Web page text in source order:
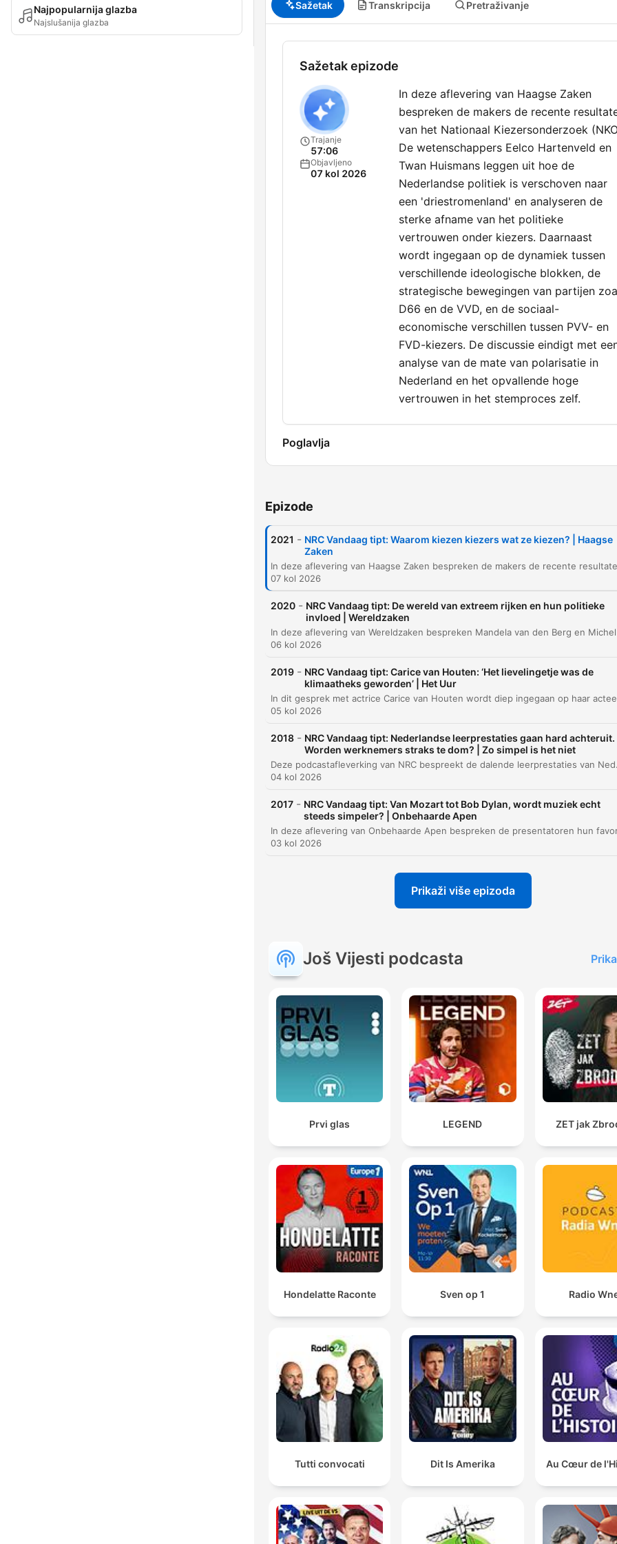
Najpopularnija glazba
Najslušanija glazba
Sažetak Transkripcija Pretraživanje
Sažetak epizode
Trajanje
57:06
Objavljeno
07 kol 2026
In deze aflevering van Haagse Zaken
bespreken de makers de recente
van het Nationaal Kiezersonderzoek
De wetenschappers Eelco Hartenveld en
Twan Huismans leggen uit hoe de
Nederlandse politiek is verschoven naar
een 'driestromenland' en analyseren de
sterke afname van het politieke
vertrouwen onder kiezers. Daarnaast
wordt ingegaan op de dynamiek tussen
verschillende ideologische blokken, de
strategische bewegingen van partijen
D66 en de VVD, en de sociaal-
economische verschillen tussen PVV- en
FVD-kiezers. De discussie eindigt met
analyse van de mate van polarisatie in
Nederland en het opvallende hoge
vertrouwen in het stemproces zelf.
Poglavlja
Introductie 180 graden en Haagse Zaken
vertrouwen
00:13:57 De drie politieke blokken in Nederland
00:23:09
partijstabiliteit
00:25:55 De strategische verschuiving van D66 kiezers
00:30:31
eigenaarschap
00:37:40 Verschillen binnen het radicaal-rechtse blok
Najvažniji dijelovi
links en centrum rechts blok in de Nederlandse
Maar er was een uiterst rechtsblok, toen werd nog
radicaal rechts genoemd, bijgekomen.
Nederland is eigenlijk een land van relatief zwakke
trouw zijn aan individuele partijen, maar wel binnen
De PVV-kiezer is sociaal-economisch iets meer
achtergesteld... ...of verder verwijderd van de
gemiddelde Nederlander.
00:38:58 · Er wordt een onderscheid gemaakt tussen de
demografische achtergrond van PVV-kiezers en die van
voor Democratie-kiezers.
De PVV-kiezer vaak het woord angstig invult als het
maatschappij. En de everyday-kiezers het woord
walging.
00:41:37 · Er wordt een fundamenteel verschil in emotionele
beleving tussen beide kiezersgroepen benoemd.
Maar een belangrijke positieve bevinding die we
veel vertrouwen hebben in de verkiezingen.
democratische weerbaarheid ondanks algemene politieke
ontevredenheid.
Epizode
2021 - NRC Vandaag tipt: Waarom kiezen kiezers wat ze kiezen? | Haagse
Zaken
07 kol 2026
2020 - NRC Vandaag tipt: De wereld van extreem rijken en hun politieke
invloed | Wereldzaken
06 kol 2026
2019 - NRC Vandaag tipt: Carice van Houten: ‘Het lievelingetje was de
klimaatheks geworden’ | Het Uur
05 kol 2026
2018 - NRC Vandaag tipt: Nederlandse leerprestaties gaan hard achteruit.
Worden werknemers straks te dom? | Zo simpel is het niet
Deze podcastafleverking van NRC bespreekt de dalende leerprestaties
04 kol 2026
2017 - NRC Vandaag tipt: Van Mozart tot Bob Dylan, wordt muziek echt
steeds simpeler? | Onbehaarde Apen
03 kol 2026
Prikaži više epizoda
Još Vijesti podcasta
Prvi glas LEGEND ZET jak
Hondelatte Raconte Sven op 1 Radio
Tutti convocati Dit Is Amerika Au Cœur de